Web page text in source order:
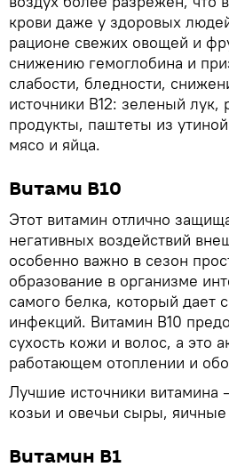
крови даже у здоровых
рационе свежих овощей и
снижению гемоглобина и
слабости, бледности,
источники В12: зеленый
продукты, паштеты из
мясо и яйца.
Витами B10
Этот витамин отлично
негативных воздействий
особенно важно в сезон
образование в организме
самого белка, который дает
инфекций. Витамин В10
сухость кожи и волос, а это
работающем отоплении и
Лучшие источники витамина
козьи и овечьи сыры,
Витамин B1